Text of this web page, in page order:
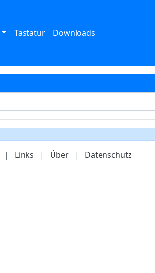
Tastatur Downloads
| Links | Über | Datenschutz